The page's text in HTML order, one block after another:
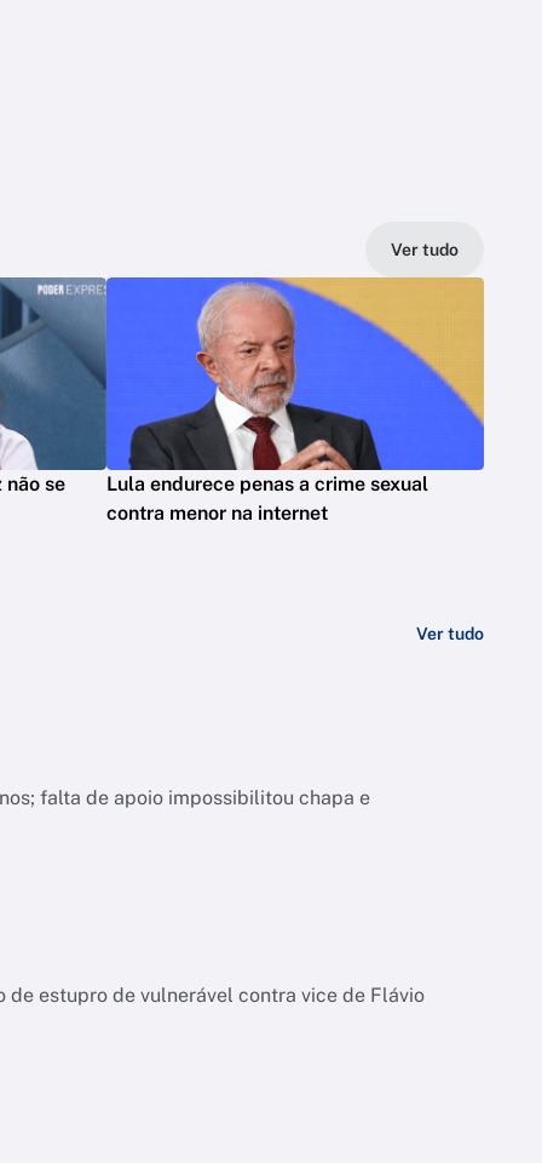
Ver tudo
não se
Lula endurece penas a crime sexual
contra menor na internet
Ver tudo
falta de apoio impossibilitou chapa e
estupro de vulnerável contra vice de Flávio